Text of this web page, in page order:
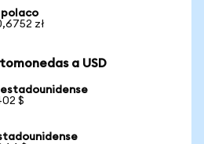
polaco
zł
a USD
$